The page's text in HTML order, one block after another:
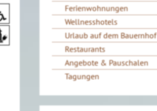
Ferienwohnungen
Wellnesshotels
Urlaub auf dem Bauernhof
Restaurants
Angebote & Pauschalen
Tagungen